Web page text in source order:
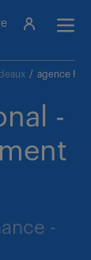
/ agence
-
-